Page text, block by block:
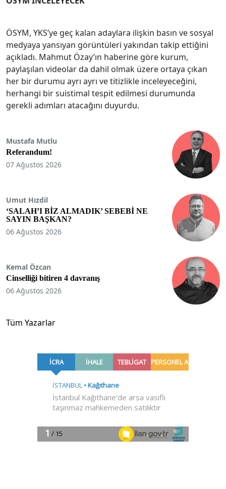
ÖSYM, YKS’ye geç kalan adaylara ilişkin basın ve sosyal
medyaya yansıyan görüntüleri yakından takip ettiğini
açıkladı. Mahmut Özay’ın haberine göre kurum,
paylaşılan videolar da dahil olmak üzere ortaya çıkan
her bir durumu ayrı ayrı ve titizlikle inceleyeceğini,
herhangi bir suistimal tespit edilmesi durumunda
gerekli adımları atacağını duyurdu.
Mustafa Mutlu
Referandum!
07 Ağustos 2026
Umut Hızdil
‘SALAH’I BİZ ALMADIK’ SEBEBİ NE
SAYIN BAŞKAN?
06 Ağustos 2026
Kemal Özcan
Cinselliği bitiren 4 davranış
06 Ağustos 2026
Tüm Yazarlar